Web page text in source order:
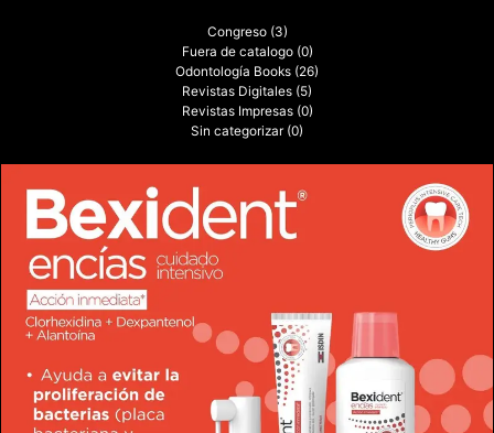
Congreso (3)
Fuera de catalogo (0)
Odontología Books (26)
Revistas Digitales (5)
Revistas Impresas (0)
Sin categorizar (0)